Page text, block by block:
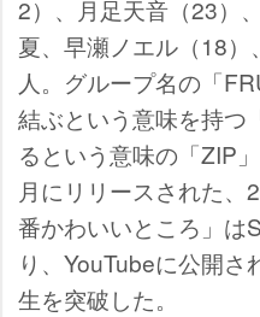
2）、月足天音（23）
夏、早瀬ノエル（18
人。グループ名の「
結ぶという意味を持つ
るという意味の「ZIP
月にリリースされた
番かわいいところ」は
り、YouTubeに公開
生を突破した。